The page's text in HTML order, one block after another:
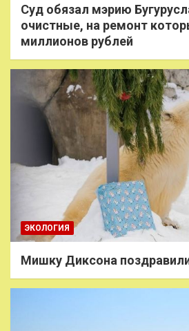
Суд обязал мэрию
очистные, на ремонт
миллионов рублей
ЭКОЛОГИЯ
Мишку Диксона